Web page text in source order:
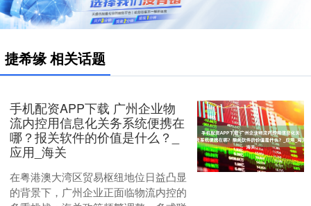
捷希缘 相关话题
手机配资APP下载 广州企业物
流内控用信息化关务系统便携在
哪？报关软件的价值是什么？_
应用_海关
在粤港澳大湾区贸易枢纽地位日益凸显
的背景下，广州企业正面临物流内控的